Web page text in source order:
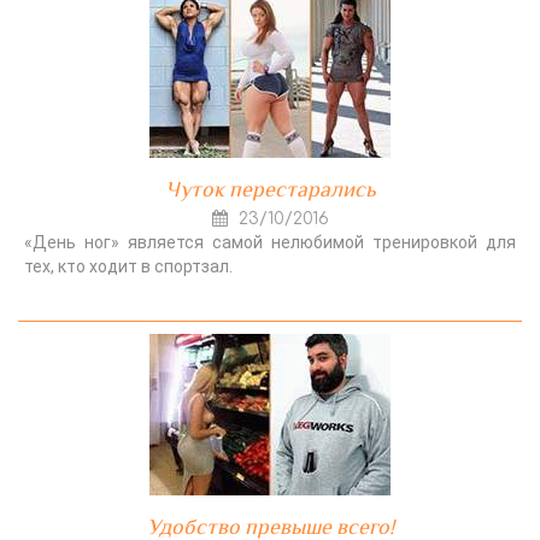
Чуток перестарались
23/10/2016
«День ног» является самой нелюбимой тренировкой для
тех, кто ходит в спортзал.
Удобство превыше всего!